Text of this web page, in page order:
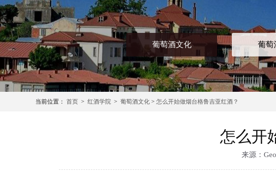
葡萄酒文化 葡萄
当前位置： 首页 > 红酒学院 > 葡萄酒文化 > 怎么开始做烟台格鲁吉亚红酒？
怎么开
来源：